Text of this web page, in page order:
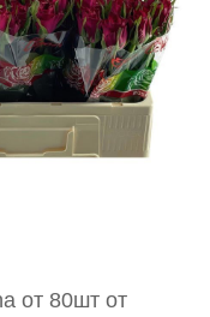
от 80шт от